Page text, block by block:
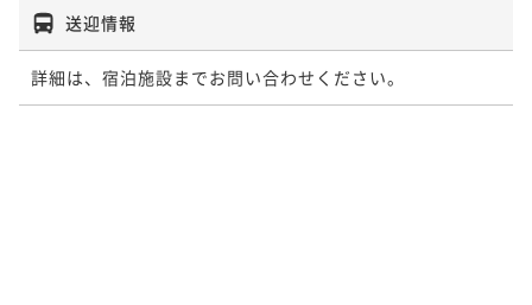
送迎情報
詳細は、宿泊施設までお問い合わせください。